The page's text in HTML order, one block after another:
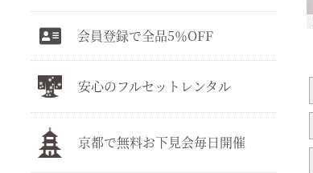
会員登録で全品5％OFF
安心のフルセットレンタル
京都で無料お下見会毎日開催